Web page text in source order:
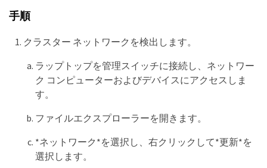
手順
クラスター ネットワークを検出します。
ラップトップを管理スイッチに接続し、ネットワー
ク コンピューターおよびデバイスにアクセスしま
す。
ファイルエクスプローラーを開きます。
*ネットワーク*を選択し、右クリックして*更新*を
選択します。